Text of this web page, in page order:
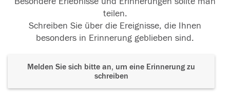
teilen.
Schreiben Sie über die Ereignisse, die Ihnen
besonders in Erinnerung geblieben sind.
Melden Sie sich bitte an, um eine Erinnerung zu
schreiben